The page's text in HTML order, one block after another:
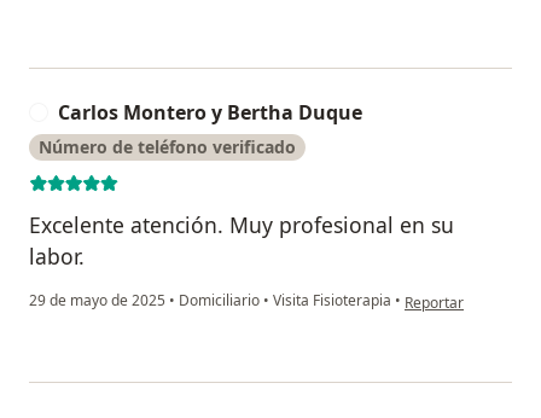
Carlos Montero y Bertha Duque
Número de teléfono verificado
Excelente atención. Muy profesional en su
labor.
29 de mayo de 2025 • Domiciliario • Visita Fisioterapia • en opinión del
Reportar